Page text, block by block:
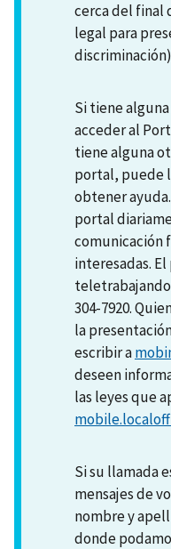
cerca del final
legal para
Si tiene
acceder al
tiene alguna
portal, puede
obtener
portal
comunicación
interesadas.
304-7920.
la
escribir a
deseen
las leyes que
Si su llamada
mensajes de
nombre y
donde